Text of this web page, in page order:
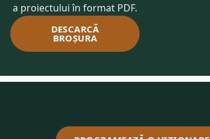
a proiectului în format PDF.
DESCARCĂ
BROȘURA